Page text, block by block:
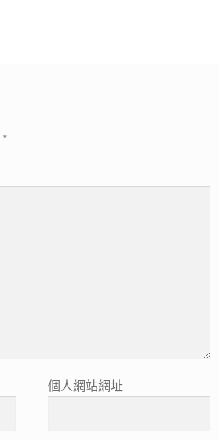
*
個人網站網址